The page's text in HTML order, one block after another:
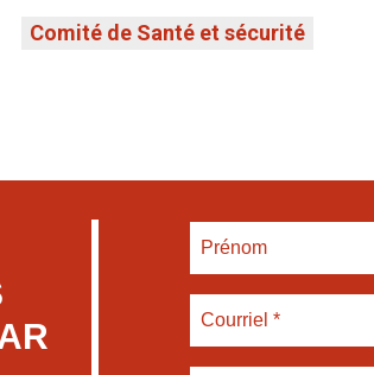
Comité de Santé et sécurité